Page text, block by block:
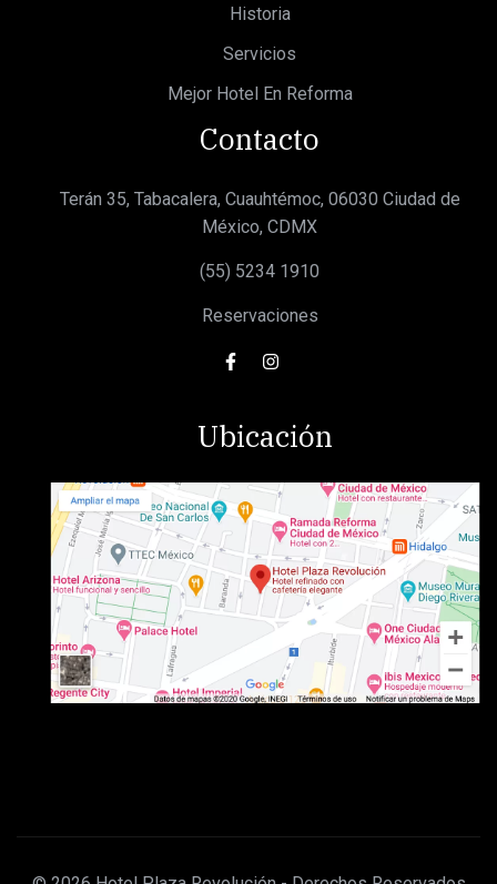
Historia
Servicios
Mejor Hotel En Reforma
Contacto
Terán 35, Tabacalera, Cuauhtémoc, 06030 Ciudad de
México, CDMX
(55) 5234 1910
Reservaciones
Ubicación